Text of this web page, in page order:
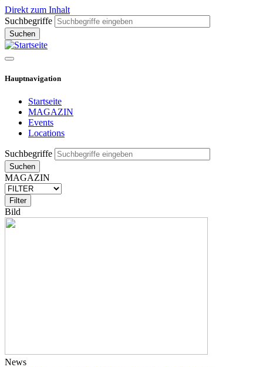
Direkt zum Inhalt
Suchbegriffe
Hauptnavigation
Startseite
MAGAZIN
Events
Locations
Suchbegriffe
MAGAZIN
Bild
News